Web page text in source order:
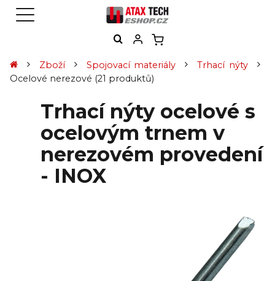
Zboží Spojovací materiály
Trhací nýty
Ocelové nerezové (21 produktů)
Trhací nýty ocelové s
ocelovým trnem v
nerezovém provedení
- INOX